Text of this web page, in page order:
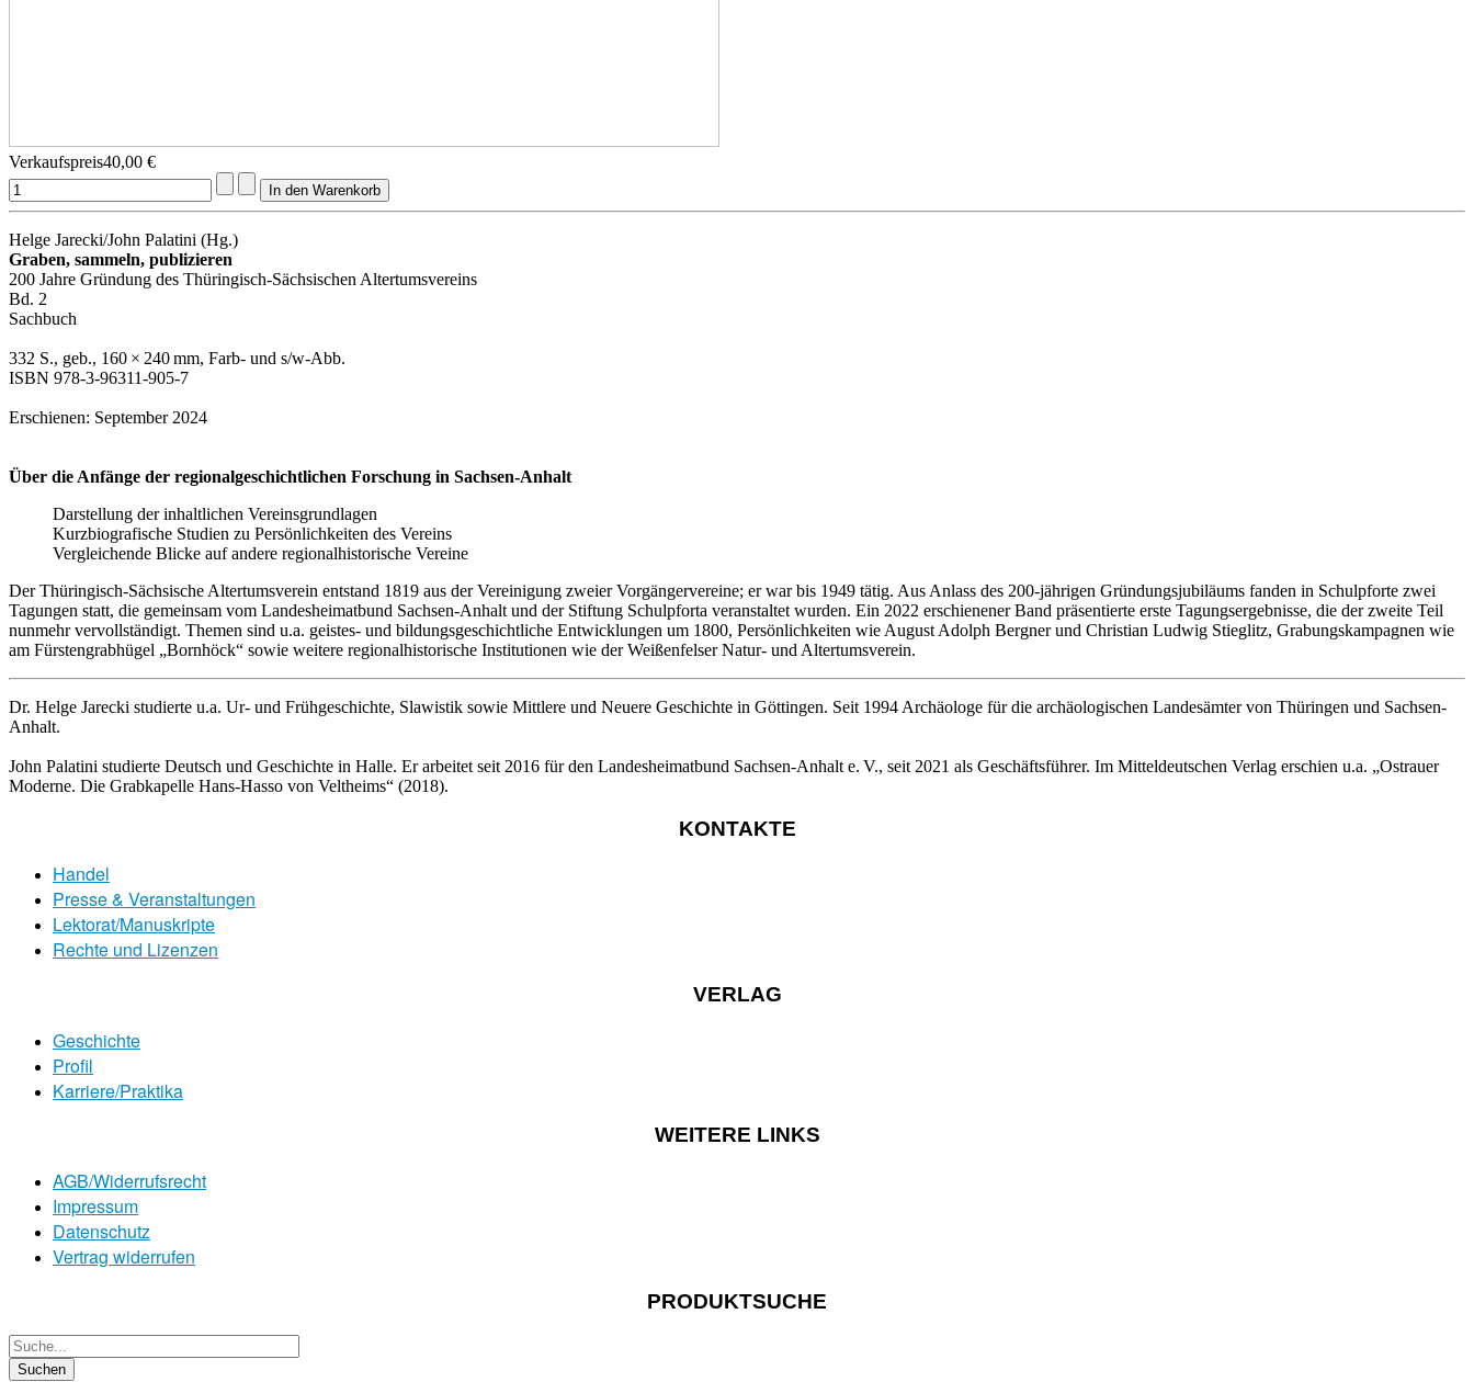
Verkaufspreis40,00 €
Helge Jarecki/John Palatini (Hg.)
Graben, sammeln, publizieren
200 Jahre Gründung des Thüringisch-Sächsischen Altertumsvereins
Bd. 2
Sachbuch
332 S., geb., 160 × 240 mm, Farb- und s/w-Abb.
ISBN 978-3-96311-905-7
Erschienen: September 2024
Über die Anfänge der regionalgeschichtlichen Forschung in Sachsen-Anhalt
Darstellung der inhaltlichen Vereinsgrundlagen
Kurzbiografische Studien zu Persönlichkeiten des Vereins
Vergleichende Blicke auf andere regionalhistorische Vereine
Der Thüringisch-Sächsische Altertumsverein entstand 1819 aus der Vereinigung zweier Vorgängervereine; er war bis 1949 tätig. Aus Anlass des 200-jährigen Gründungsjubiläums fanden in Schulpforte zwei
Tagungen statt, die gemeinsam vom Landesheimatbund Sachsen-Anhalt und der Stiftung Schulpforta veranstaltet wurden. Ein 2022 erschienener Band präsentierte erste Tagungsergebnisse, die der zweite Teil
nunmehr vervollständigt. Themen sind u.a. geistes- und bildungsgeschichtliche Entwicklungen um 1800, Persönlichkeiten wie August Adolph Bergner und Christian Ludwig Stieglitz, Grabungskampagnen wie
am Fürstengrabhügel „Bornhöck“ sowie weitere regionalhistorische Institutionen wie der Weißenfelser Natur- und Altertumsverein.
Dr. Helge Jarecki studierte u.a. Ur- und Frühgeschichte, Slawistik sowie Mittlere und Neuere Geschichte in Göttingen. Seit 1994 Archäologe für die archäologischen Landesämter von Thüringen und Sachsen-
Anhalt.
John Palatini studierte Deutsch und Geschichte in Halle. Er arbeitet seit 2016 für den Landesheimatbund Sachsen-Anhalt e. V., seit 2021 als Geschäftsführer. Im Mitteldeutschen Verlag erschien u.a. „Ostrauer
Moderne. Die Grabkapelle Hans-Hasso von Veltheims“ (2018).
KONTAKTE
Handel
Presse & Veranstaltungen
Lektorat/Manuskripte
Rechte und Lizenzen
VERLAG
Geschichte
Profil
Karriere/Praktika
WEITERE LINKS
AGB/Widerrufsrecht
Impressum
Datenschutz
Vertrag widerrufen
PRODUKTSUCHE